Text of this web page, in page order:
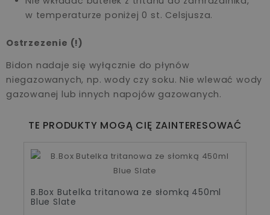
w temperaturze poniżej 0 st. Celsjusza.
Ostrzezenie (!)
Bidon nadaje się wyłącznie do płynów
niegazowanych, np. wody czy soku. Nie wlewać wody
gazowanej lub innych napojów gazowanych.
TE PRODUKTY MOGĄ CIĘ ZAINTERESOWAĆ
B.Box Butelka tritanowa ze słomką 450ml
Blue Slate